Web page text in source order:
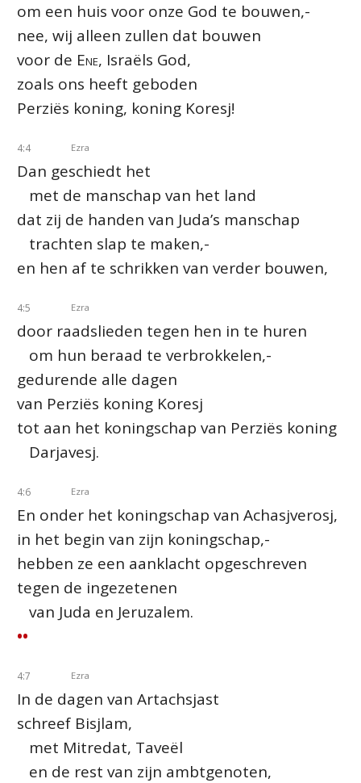
om een huis voor onze God te bouwen,-
nee, wij alleen zullen dat bouwen
voor de Ene, Israëls God,
zoals ons heeft geboden
Perziës koning, koning Koresj!
4:4 Ezra
Dan geschiedt het
met de manschap van het land
dat zij de handen van Juda’s manschap
trachten slap te maken,-
en hen af te schrikken van verder bouwen,
4:5 Ezra
door raadslieden tegen hen in te huren
om hun beraad te verbrokkelen,-
gedurende alle dagen
van Perziës koning Koresj
tot aan het koningschap van Perziës koning
Darjavesj.
4:6 Ezra
En onder het koningschap van Achasjverosj,
in het begin van zijn koningschap,-
hebben ze een aanklacht opgeschreven
tegen de ingezetenen
van Juda en Jeruzalem.
••
4:7 Ezra
In de dagen van Artachsjast
schreef Bisjlam,
met Mitredat, Taveël
en de rest van zijn ambtgenoten,